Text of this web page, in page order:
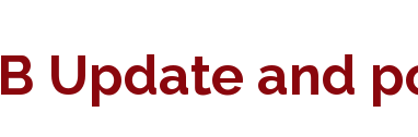
Update and